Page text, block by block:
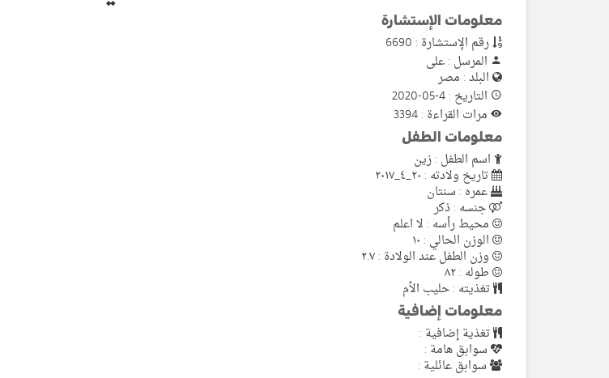
معلومات الإستشارة
رقم الإستشارة : 6690
المرسل : على
البلد : مصر
التاريخ : 4-05-2020
مرات القراءة : 3394
معلومات الطفل
اسم الطفل : زين
تاريخ ولادته : ٢٠_٤_٢٠١٧
عمره : سنتان
جنسه : ذكر
محيط رأسه : لا اعلم
الوزن الحالي : ١٠
وزن الطفل عند الولادة : ٢.٧
طوله : ٨٢
تغذيته : حليب الأم
معلومات إضافية
تغذية إضافية :
سوابق هامة :
سوابق عائلية :